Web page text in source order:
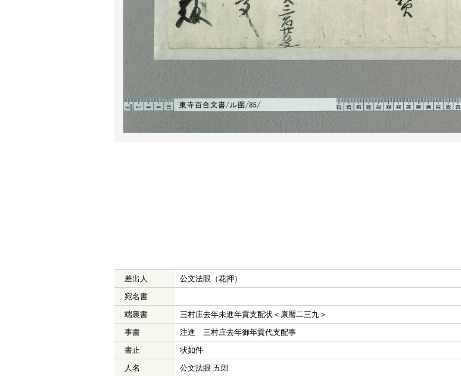
差出人
公文法眼（花押）
宛名書
端裏書
三村庄去年未進年貢支配状＜康暦二三九＞
事書
注進 三村庄去年御年貢代支配事
書止
状如件
人名
公文法眼 五郎